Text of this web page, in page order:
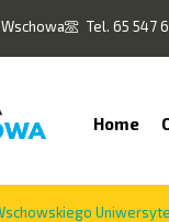
Tel. 65 547
Home